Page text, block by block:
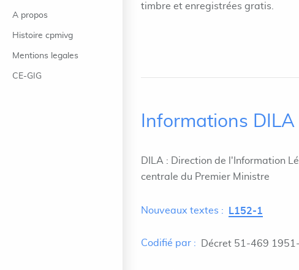
A propos
Histoire cpmivg
Mentions legales
CE-GIG
timbre et enregistrées gratis.
Informations DILA
DILA : Direction de l'Information
centrale du Premier Ministre
Nouveaux textes : L152-1
Codifié par : Décret 51-469